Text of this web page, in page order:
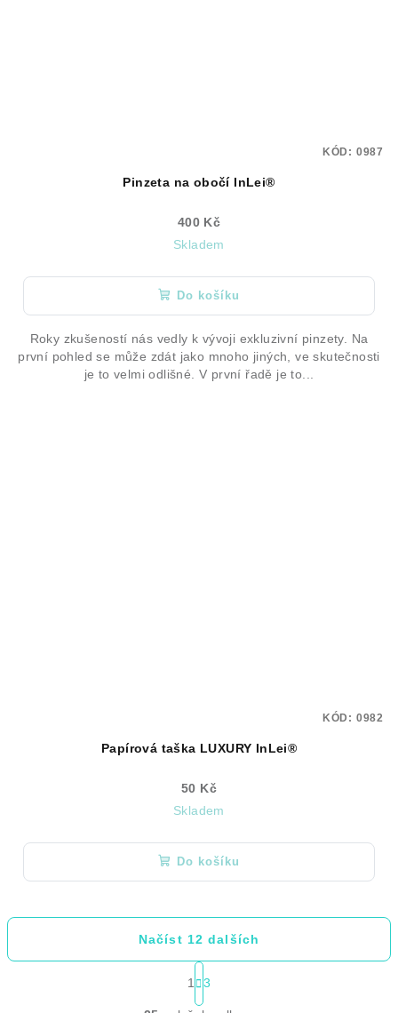
Pinzeta na obočí InLei®
400 Kč
Skladem
Do košíku
Roky zkušeností nás vedly k vývoji exkluzivní pinzety. Na
první pohled se může zdát jako mnoho jiných, ve skutečnosti
je to velmi odlišné. V první řadě je to...
KÓD: 0987
Papírová taška LUXURY InLei®
50 Kč
Skladem
Do košíku
KÓD: 0982
O
Načíst 12 dalších
S
t
1 3